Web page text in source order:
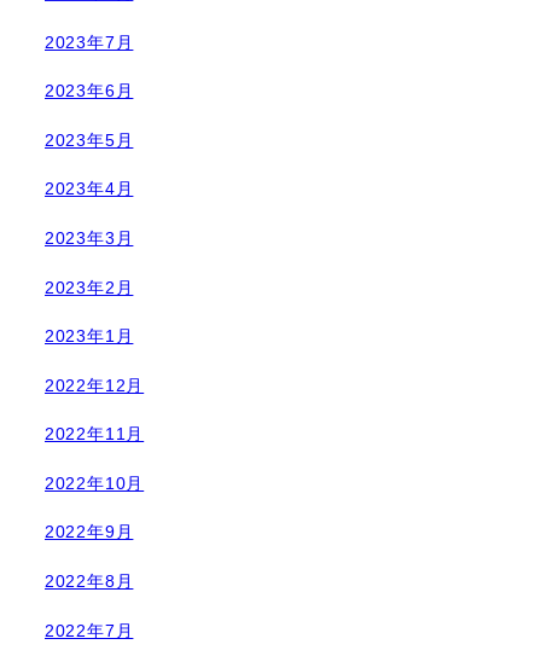
2023年7月
2023年6月
2023年5月
2023年4月
2023年3月
2023年2月
2023年1月
2022年12月
2022年11月
2022年10月
2022年9月
2022年8月
2022年7月